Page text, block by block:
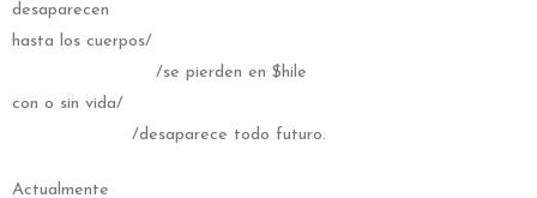
desaparecen
hasta los cuerpos/
/se pierden en $hile
con o sin vida/
/desaparece todo futuro.
Actualmente